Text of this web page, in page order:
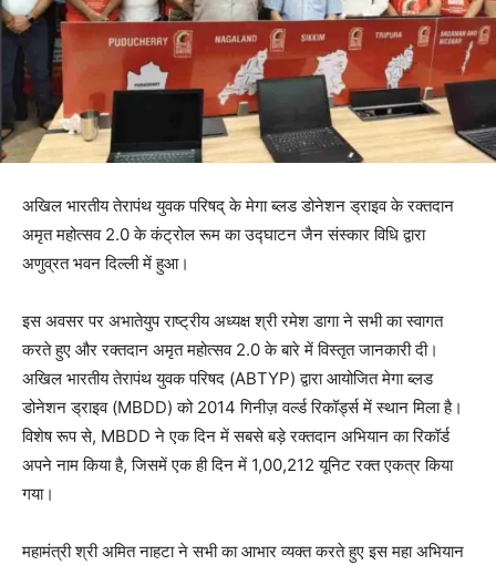
अखिल भारतीय तेरापंथ युवक परिषद् के मेगा ब्लड डोनेशन ड्राइव के रक्तदान
अमृत महोत्सव 2.0 के कंट्रोल रूम का उद्घाटन जैन संस्कार विधि द्वारा
अणुव्रत भवन दिल्ली में हुआ।
इस अवसर पर अभातेयुप राष्ट्रीय अध्यक्ष श्री रमेश डागा ने सभी का स्वागत
करते हुए और रक्तदान अमृत महोत्सव 2.0 के बारे में विस्तृत जानकारी दी।
अखिल भारतीय तेरापंथ युवक परिषद (ABTYP) द्वारा आयोजित मेगा ब्लड
डोनेशन ड्राइव (MBDD) को 2014 गिनीज़ वर्ल्ड रिकॉर्ड्स में स्थान मिला है।
विशेष रूप से, MBDD ने एक दिन में सबसे बड़े रक्तदान अभियान का रिकॉर्ड
अपने नाम किया है, जिसमें एक ही दिन में 1,00,212 यूनिट रक्त एकत्र किया
गया।
महामंत्री श्री अमित नाहटा‌ ने सभी का आभार व्यक्त करते हुए इस महा अभियान